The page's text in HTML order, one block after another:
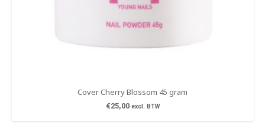
Cover Cherry Blossom 45 gram
€25,00 excl. BTW